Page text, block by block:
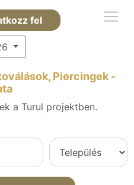
fel
Piercingek -
a Turul projektben.